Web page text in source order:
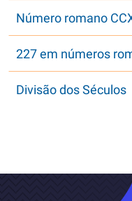
Número romano
227 em números
Divisão dos Séculos